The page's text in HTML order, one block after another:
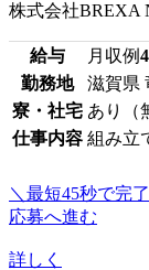
株式会社BREXA
給与 月収例
勤務地
滋賀県
寮・社宅 あり（
仕事内容 組み立
＼最短45秒で完
応募へ進む
詳しく